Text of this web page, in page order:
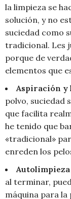
la limpieza se
solución, y no
suciedad como
tradicional. Les
porque de
elementos que
Aspiración y
polvo, suciedad
que facilita
he tenido que
«tradicional»
enreden los
al terminar,
máquina para la